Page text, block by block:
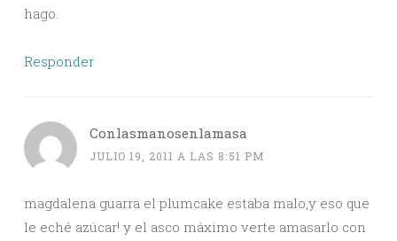
hago.
Responder
Conlasmanosenlamasa
JULIO 19, 2011 A LAS 8:51 PM
magdalena guarra el plumcake estaba malo,y eso que
le eché azúcar! y el asco máximo verte amasarlo con